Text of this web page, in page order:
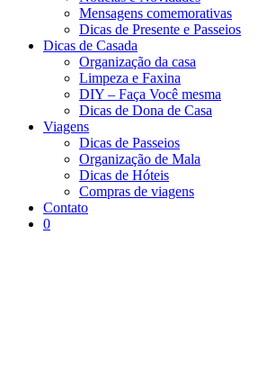
Mensagens comemorativas
Dicas de Presente e Passeios
Dicas de Casada
Organização da casa
Limpeza e Faxina
DIY – Faça Você mesma
Dicas de Dona de Casa
Viagens
Dicas de Passeios
Organização de Mala
Dicas de Hóteis
Compras de viagens
Contato
0